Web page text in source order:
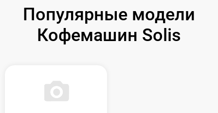
Популярные модели
Кофемашин Solis